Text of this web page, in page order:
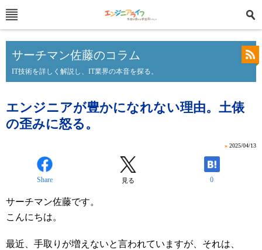
サーチマン佐藤のコラム
IT技術を詳しく解説し、IT業界の本音を探る。
エンジニアが豊かになれない理由。土俵
の歪みに怒る。
» 2025/04/13
Share 見る 0
サーチマン佐藤です。
こんにちは。
最近、手取りが増えないと言われていますが、それは、